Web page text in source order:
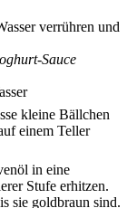
verrühren und
Sauce
kleine Bällchen
einem Teller
in eine
Stufe erhitzen.
sie goldbraun sind.